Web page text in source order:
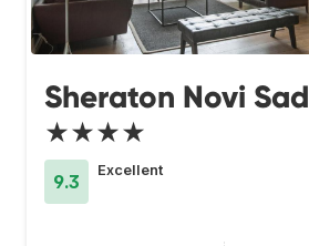
Sheraton Novi Sad
★★★★
9.3
Excellent